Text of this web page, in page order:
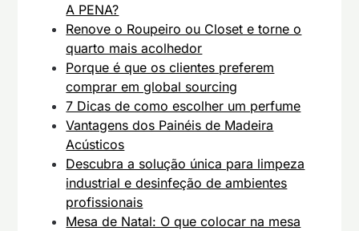
A PENA?
Renove o Roupeiro ou Closet e torne o
quarto mais acolhedor
Porque é que os clientes preferem
comprar em global sourcing
7 Dicas de como escolher um perfume
Vantagens dos Painéis de Madeira
Acústicos
Descubra a solução única para limpeza
industrial e desinfeção de ambientes
profissionais
Mesa de Natal: O que colocar na mesa